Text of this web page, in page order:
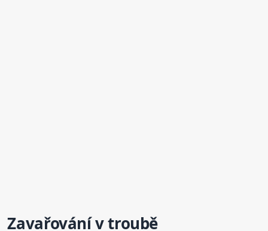
Zavařovánív troubě